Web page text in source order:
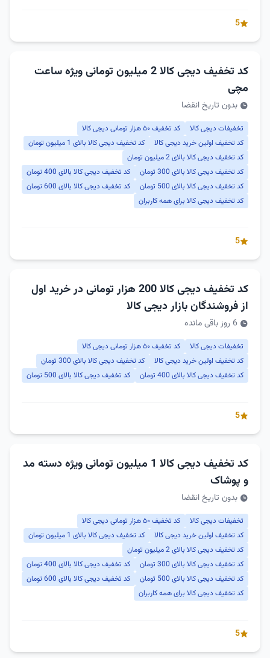
5
کد تخفیف دیجی کالا 2 میلیون تومانی ویژه ساعت
مچی
بدون تاریخ انقضا
تخفیفات دیجی کالا
کد تخفیف ۵۰ هزار تومانی دیجی کالا
کد تخفیف اولین خرید دیجی کالا
کد تخفیف دیجی کالا بالای 1 میلیون تومان
کد تخفیف دیجی کالا بالای 2 میلیون تومان
کد تخفیف دیجی کالا بالای 300 تومان
کد تخفیف دیجی کالا بالای 400 تومان
کد تخفیف دیجی کالا بالای 500 تومان
کد تخفیف دیجی کالا بالای 600 تومان
کد تخفیف دیجی کالا برای همه کاربران
5
کد تخفیف دیجی کالا 200 هزار تومانی در خرید اول
از فروشندگان بازار دیجی کالا
6 روز باقی مانده
تخفیفات دیجی کالا
کد تخفیف ۵۰ هزار تومانی دیجی کالا
کد تخفیف اولین خرید دیجی کالا
کد تخفیف دیجی کالا بالای 300 تومان
کد تخفیف دیجی کالا بالای 400 تومان
کد تخفیف دیجی کالا بالای 500 تومان
5
کد تخفیف دیجی کالا 1 میلیون تومانی ویژه دسته مد
و پوشاک
بدون تاریخ انقضا
تخفیفات دیجی کالا
کد تخفیف ۵۰ هزار تومانی دیجی کالا
کد تخفیف اولین خرید دیجی کالا
کد تخفیف دیجی کالا بالای 1 میلیون تومان
کد تخفیف دیجی کالا بالای 2 میلیون تومان
کد تخفیف دیجی کالا بالای 300 تومان
کد تخفیف دیجی کالا بالای 400 تومان
کد تخفیف دیجی کالا بالای 500 تومان
کد تخفیف دیجی کالا بالای 600 تومان
کد تخفیف دیجی کالا برای همه کاربران
5